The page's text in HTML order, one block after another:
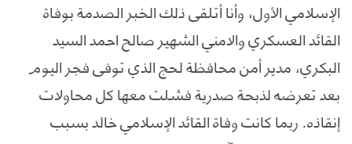
الإسلامي الأول، وأنا أتلقى ذلك الخبر الصدمة بوفاة
القائد العسكري والامني الشهير صالح احمد السيد
البكري، مدير أمن محافظة لحج الذي توفى فجر اليوم
بعد تعرضه لذبحة صدرية فشلت معها كل محاولات
إنقاذه. ربما كانت وفاة القائد الإسلامي خالد بسبب